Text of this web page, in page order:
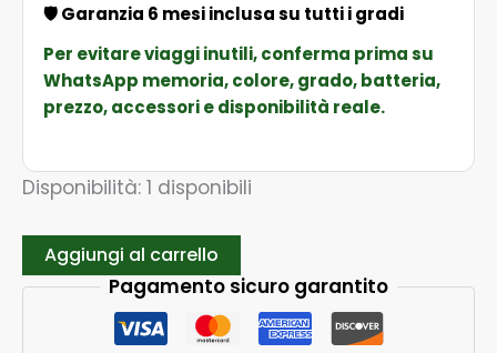
🛡️ Garanzia 6 mesi inclusa su tutti i gradi
Per evitare viaggi inutili, conferma prima su
WhatsApp memoria, colore, grado, batteria,
prezzo, accessori e disponibilità reale.
Disponibilità: 1 disponibili
Aggiungi al carrello
Pagamento sicuro garantito